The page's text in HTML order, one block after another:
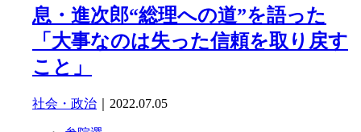
息・進次郎“総理への道”を語った
「大事なのは失った信頼を取り戻す
こと」
社会・政治 ｜2022.07.05